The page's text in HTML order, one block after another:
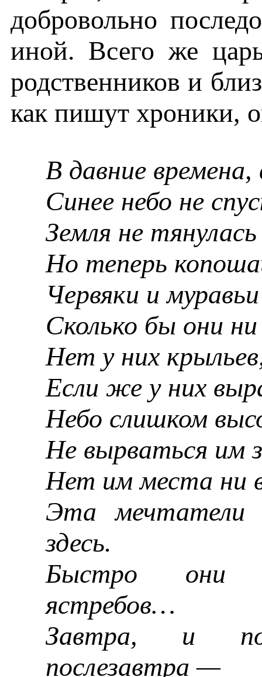
добровольно
иной. Всего же
родственников и
как пишут хроники,
В давние
Синее небо не
Земля не тянулась
Но теперь
Червяки и
Сколько бы они
Нет у них
Если же у них
Небо слишком
Не вырваться им
Нет им места ни
Эта
здесь.
Быстро они
ястребов…
Завтра, и
послезавтра —